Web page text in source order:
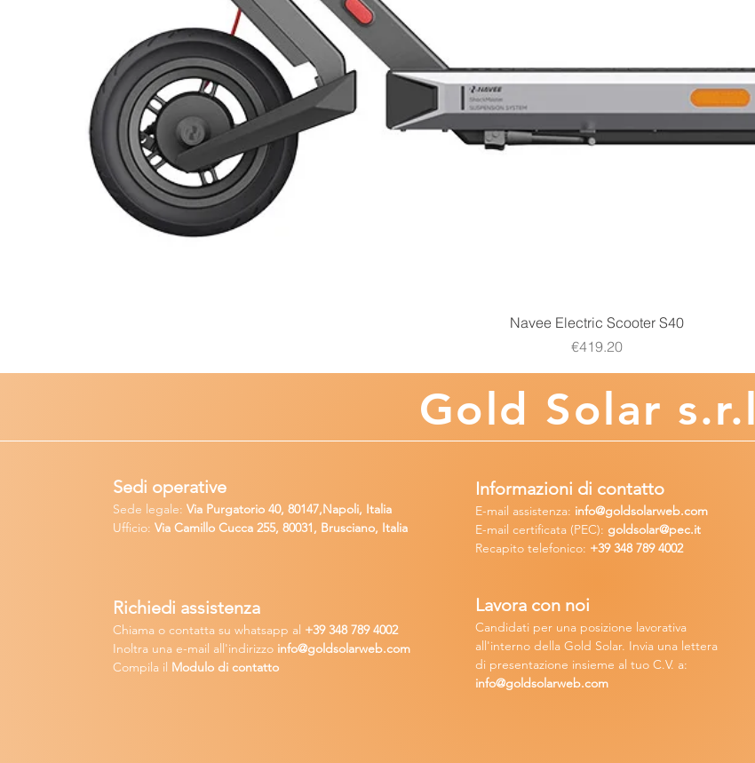
Quick View
Navee Electric Scooter S40
Price
€419.20
Gold Solar s.r.l
Sedi operative
Sede legale:Via Purgatorio 40, 80147,Napoli, Italia
Ufficio:Via Camillo Cucca 255, 80031, Brusciano, Italia
Richiedi assistenza
Chiama o contatta su whatsapp al +39 348 789 4002
Inoltra una e-mail all'indirizzo info@goldsolarweb.com
Compila il Modulo di contatto
Lavora con noi
Candidati per una posizione lavorativa
all'interno della Gold Solar. Invia una lettera
di presentazione insieme al tuo C.V. a:
info@goldsolarweb.com
Informazioni di contatto
E-mail assistenza: info@goldsolarweb.com
E-mail certificata (PEC): goldsolar@pec.it
Recapito telefonico: +39 348789 4002